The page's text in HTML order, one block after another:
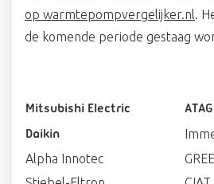
op warmtepompvergelijker.nl.
de komende periode gestaag
Mitsubishi Electric ATAG
Daikin
Alpha Innotec
GREE